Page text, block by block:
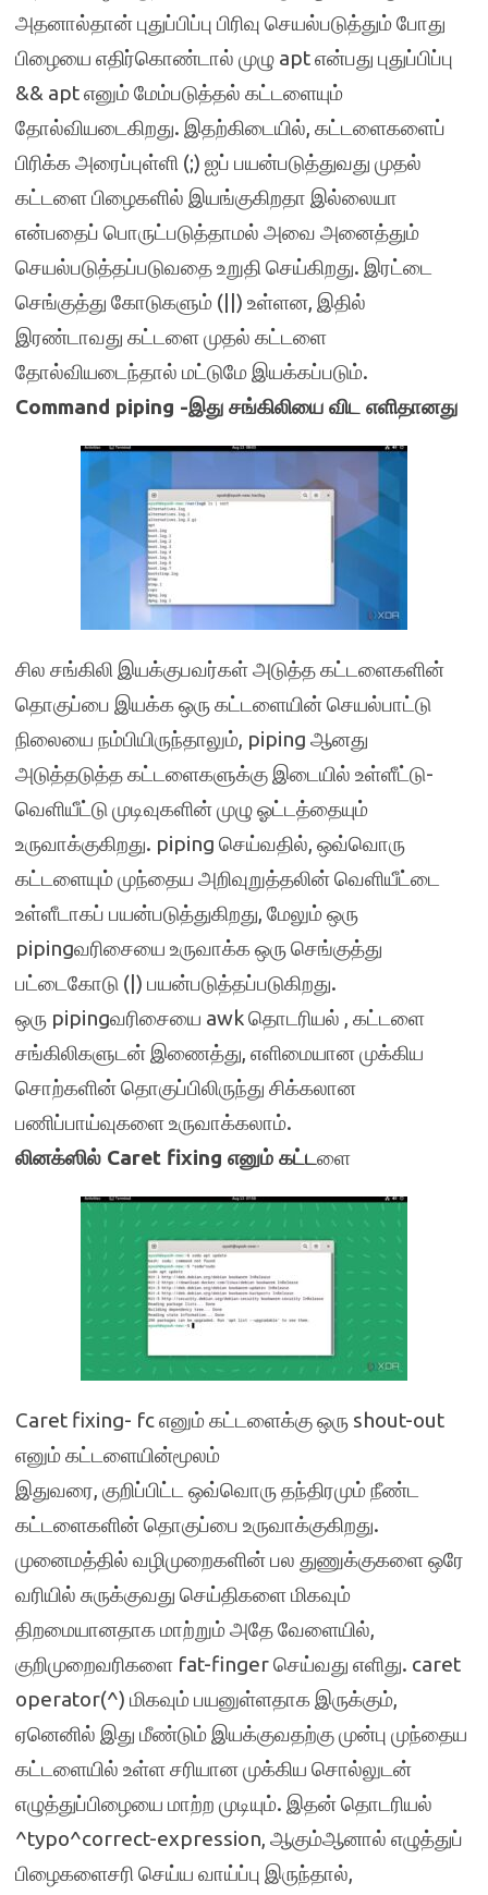
அதனால்தான் புதுப்பிப்பு பிரிவு செயல்படுத்தும் போது
பிழையை எதிர்கொண்டால் முழு apt என்பது புதுப்பிப்பு
&& apt எனும் மேம்படுத்தல் கட்டளையும்
தோல்வியடைகிறது. இதற்கிடையில், கட்டளைகளைப்
பிரிக்க அரைப்புள்ளி (;) ஐப் பயன்படுத்துவது முதல்
கட்டளை பிழைகளில் இயங்குகிறதா இல்லையா
என்பதைப் பொருட்படுத்தாமல் அவை அனைத்தும்
செயல்படுத்தப்படுவதை உறுதி செய்கிறது. இரட்டை
செங்குத்து கோடுகளும் (||) உள்ளன, இதில்
இரண்டாவது கட்டளை முதல் கட்டளை
தோல்வியடைந்தால் மட்டுமே இயக்கப்படும்.
Command piping -இது சங்கிலியை விட எளிதானது
சில சங்கிலி இயக்குபவர்கள் அடுத்த கட்டளைகளின்
தொகுப்பை இயக்க ஒரு கட்டளையின் செயல்பாட்டு
நிலையை நம்பியிருந்தாலும், piping ஆனது
அடுத்தடுத்த கட்டளைகளுக்கு இடையில் உள்ளீட்டு-
வெளியீட்டு முடிவுகளின் முழு ஓட்டத்தையும்
உருவாக்குகிறது. piping செய்வதில், ஒவ்வொரு
கட்டளையும் முந்தைய அறிவுறுத்தலின் வெளியீட்டை
உள்ளீடாகப் பயன்படுத்துகிறது, மேலும் ஒரு
pipingவரிசையை உருவாக்க ஒரு செங்குத்து
பட்டைகோடு (|) பயன்படுத்தப்படுகிறது.
ஒரு pipingவரிசையை awk தொடரியல் , கட்டளை
சங்கிலிகளுடன் இணைத்து, எளிமையான முக்கிய
சொற்களின் தொகுப்பிலிருந்து சிக்கலான
பணிப்பாய்வுகளை உருவாக்கலாம்.
லினக்ஸில் Caret fixing எனும் கட்டளை
Caret fixing- fc எனும் கட்டளைக்கு ஒரு shout-out
எனும் கட்டளையின்மூலம்
இதுவரை, குறிப்பிட்ட ஒவ்வொரு தந்திரமும் நீண்ட
கட்டளைகளின் தொகுப்பை உருவாக்குகிறது.
முனைமத்தில் வழிமுறைகளின் பல துணுக்குகளை ஒரே
வரியில் சுருக்குவது செய்திகளை மிகவும்
திறமையானதாக மாற்றும் அதே வேளையில்,
குறிமுறைவரிகளை fat-finger செய்வது எளிது. caret
operator(^) மிகவும் பயனுள்ளதாக இருக்கும்,
ஏனெனில் இது மீண்டும் இயக்குவதற்கு முன்பு முந்தைய
கட்டளையில் உள்ள சரியான முக்கிய சொல்லுடன்
எழுத்துப்பிழையை மாற்ற முடியும். இதன் தொடரியல்
^typo^correct-expression, ஆகும்ஆனால் எழுத்துப்
பிழைகளைசரி செய்ய வாய்ப்பு இருந்தால்,